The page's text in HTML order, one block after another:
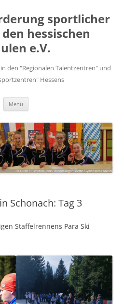
sportlicher
hessischen
e.V.
den "Regionalen Talentzentren" und
Hessens
Menü
Schonach: Tag 3
Staffelrennens Para Ski